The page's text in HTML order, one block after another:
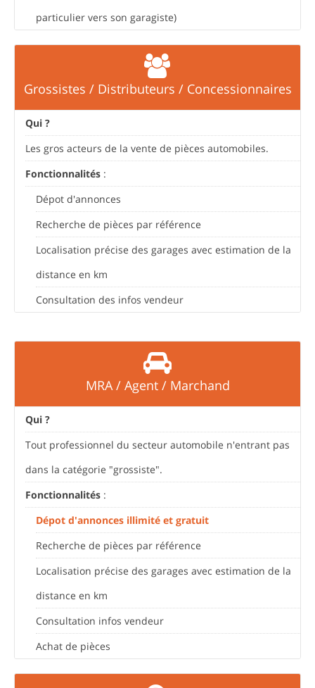
particulier vers son garagiste)
Grossistes / Distributeurs / Concessionnaires
Qui ?
Les gros acteurs de la vente de pièces automobiles.
Fonctionnalités :
Dépot d'annonces
Recherche de pièces par référence
Localisation précise des garages avec estimation de la
distance en km
Consultation des infos vendeur
MRA / Agent / Marchand
Qui ?
Tout professionnel du secteur automobile n'entrant pas
dans la catégorie "grossiste".
Fonctionnalités :
Dépot d'annonces illimité et gratuit
Recherche de pièces par référence
Localisation précise des garages avec estimation de la
distance en km
Consultation infos vendeur
Achat de pièces